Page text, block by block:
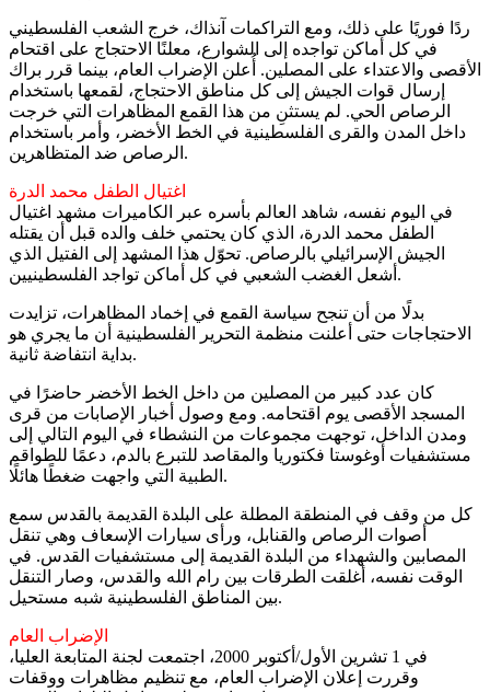
ردًا فوريًا على ذلك، ومع التراكمات آنذاك، خرج الشعب الفلسطيني
في كل أماكن تواجده إلى الشوارع، معلنًا الاحتجاج على اقتحام
الأقصى والاعتداء على المصلين. أُعلن الإضراب العام، بينما قرر براك
إرسال قوات الجيش إلى كل مناطق الاحتجاج، لقمعها باستخدام
الرصاص الحي. لم يستثنِ من هذا القمع المظاهرات التي خرجت
داخل المدن والقرى الفلسطينية في الخط الأخضر، وأمر باستخدام
الرصاص ضد المتظاهرين.
اغتيال الطفل محمد الدرة
في اليوم نفسه، شاهد العالم بأسره عبر الكاميرات مشهد اغتيال
الطفل محمد الدرة، الذي كان يحتمي خلف والده قبل أن يقتله
الجيش الإسرائيلي بالرصاص. تحوّل هذا المشهد إلى الفتيل الذي
أشعل الغضب الشعبي في كل أماكن تواجد الفلسطينيين.
بدلًا من أن تنجح سياسة القمع في إخماد المظاهرات، تزايدت
الاحتجاجات حتى أعلنت منظمة التحرير الفلسطينية أن ما يجري هو
بداية انتفاضة ثانية.
كان عدد كبير من المصلين من داخل الخط الأخضر حاضرًا في
المسجد الأقصى يوم اقتحامه. ومع وصول أخبار الإصابات من قرى
ومدن الداخل، توجهت مجموعات من النشطاء في اليوم التالي إلى
مستشفيات أوغوستا فكتوريا والمقاصد للتبرع بالدم، دعمًا للطواقم
الطبية التي واجهت ضغطًا هائلًا.
كل من وقف في المنطقة المطلة على البلدة القديمة بالقدس سمع
أصوات الرصاص والقنابل، ورأى سيارات الإسعاف وهي تنقل
المصابين والشهداء من البلدة القديمة إلى مستشفيات القدس. في
الوقت نفسه، أغلقت الطرقات بين رام الله والقدس، وصار التنقل
بين المناطق الفلسطينية شبه مستحيل.
الإضراب العام
في 1 تشرين الأول/أكتوبر 2000، اجتمعت لجنة المتابعة العليا،
وقررت إعلان الإضراب العام، مع تنظيم مظاهرات ووقفات